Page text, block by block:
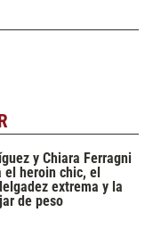
y Chiara Ferragni
el heroin chic, el
extrema y la
de peso